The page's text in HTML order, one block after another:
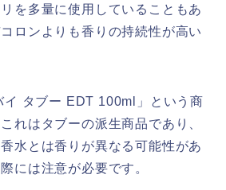
を多量に使用していることもあ
ロンよりも香りの持続性が高い
イ タブー EDT 100ml」という商
れはタブーの派生商品であり、
水とは香りが異なる可能性があ
には注意が必要です。